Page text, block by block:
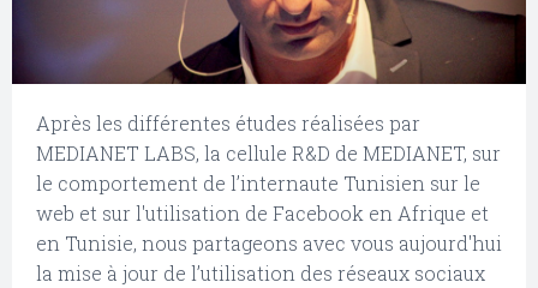
Après les différentes études réalisées par
MEDIANET LABS, la cellule R&D de MEDIANET, sur
le comportement de l’internaute Tunisien sur le
web et sur l'utilisation de Facebook en Afrique et
en Tunisie, nous partageons avec vous aujourd'hui
la mise à jour de l’utilisation des réseaux sociaux